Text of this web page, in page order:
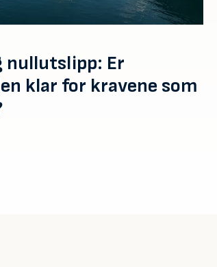
nullutslipp: Er
klar for kravene som